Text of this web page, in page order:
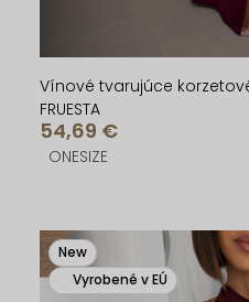
v
v
Vínové tvarujúce
FRUESTA
54,69 €
ONESIZE
New
Vyrobené v EÚ